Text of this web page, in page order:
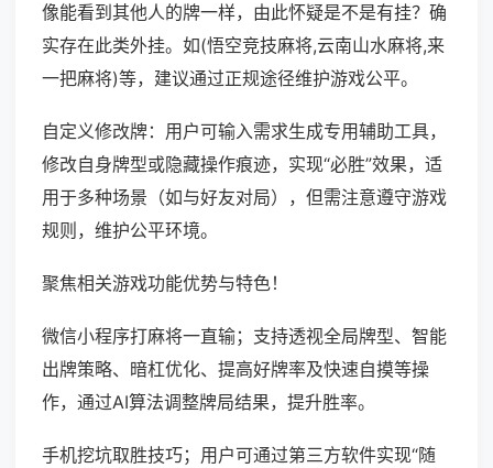
像能看到其他人的牌一样，由此怀疑是不是有挂？确
实存在此类外挂。如(悟空竞技麻将,云南山水麻将,来
一把麻将)等，建议通过正规途径维护游戏公平。
自定义修改牌：用户可输入需求生成专用辅助工具，
修改自身牌型或隐藏操作痕迹，实现“必胜”效果，适
用于多种场景（如与好友对局），但需注意遵守游戏
规则，维护公平环境。
聚焦相关游戏功能优势与特色！
微信小程序打麻将一直输；支持透视全局牌型、智能
出牌策略、暗杠优化、提高好牌率及快速自摸等操
作，通过AI算法调整牌局结果，提升胜率。
手机挖坑取胜技巧；用户可通过第三方软件实现“随